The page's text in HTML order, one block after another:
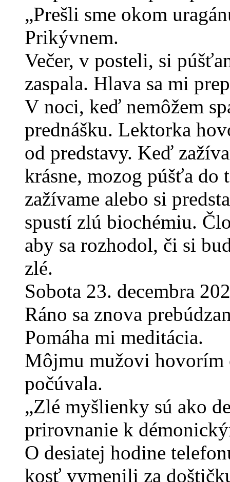
„Prešli sme okom
Prikývnem.
Večer, v posteli, si
zaspala. Hlava sa mi
V noci, keď nemôžem
prednášku. Lektorka
od predstavy. Keď
krásne, mozog púšťa
zažívame alebo si
spustí zlú biochémiu.
aby sa rozhodol, či si
zlé.
Sobota 23. decembra
Ráno sa znova
Pomáha mi meditácia.
Môjmu mužovi hovorím
počúvala.
„Zlé myšlienky sú ako
prirovnanie k
O desiatej hodine
kosť vymenili za